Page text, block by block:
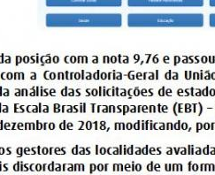
DE VIDA